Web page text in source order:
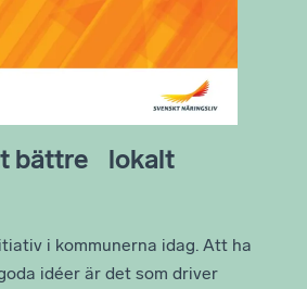
bättre lokalt
i kommunerna idag. Att ha
idéer är det som driver